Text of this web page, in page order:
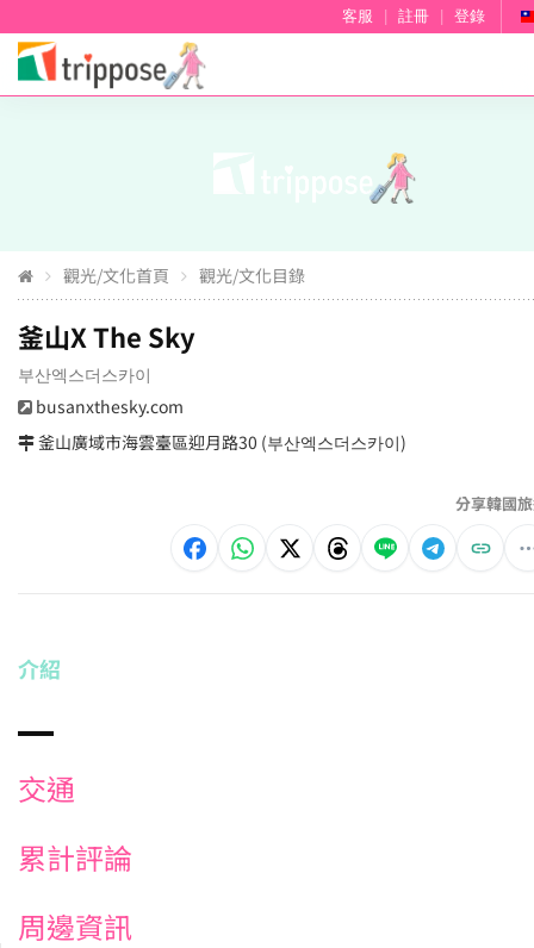
客服 註冊 登錄
觀光/文化首頁 觀光/文化目錄
釜山X The Sky
부산엑스더스카이
busanxthesky.com
釜山廣域市海雲臺區迎月路30 (부산엑스더스카이)
分享韓國
介紹
交通
累計評論
周邊資訊